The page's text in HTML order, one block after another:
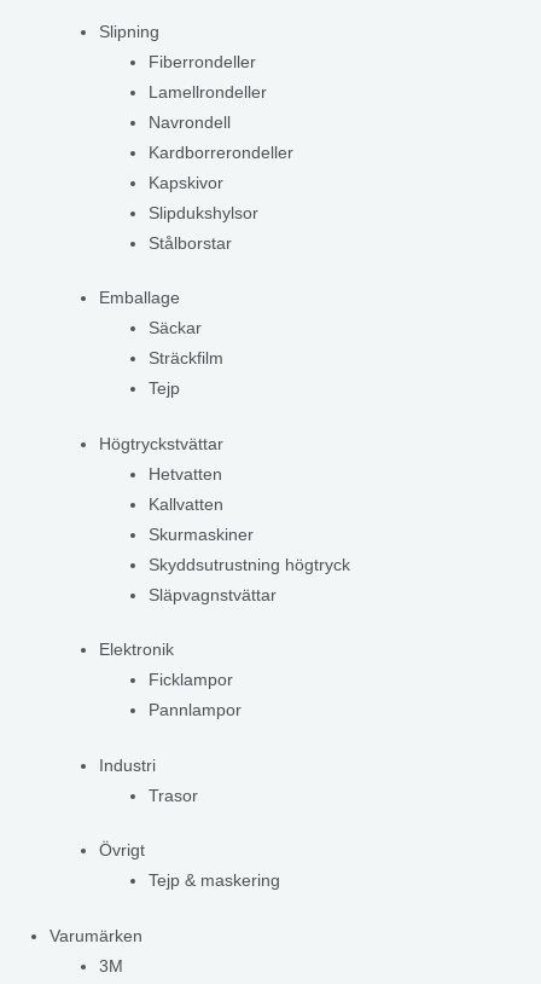
Slipning
Fiberrondeller
Lamellrondeller
Navrondell
Kardborrerondeller
Kapskivor
Slipdukshylsor
Stålborstar
Emballage
Säckar
Sträckfilm
Tejp
Högtryckstvättar
Hetvatten
Kallvatten
Skurmaskiner
Skyddsutrustning högtryck
Släpvagnstvättar
Elektronik
Ficklampor
Pannlampor
Industri
Trasor
Övrigt
Tejp & maskering
Varumärken
3M